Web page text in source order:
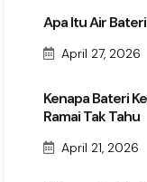
Apa Itu Air
April 27, 2026
Kenapa Bateri
Ramai Tak Tahu
April 21, 2026